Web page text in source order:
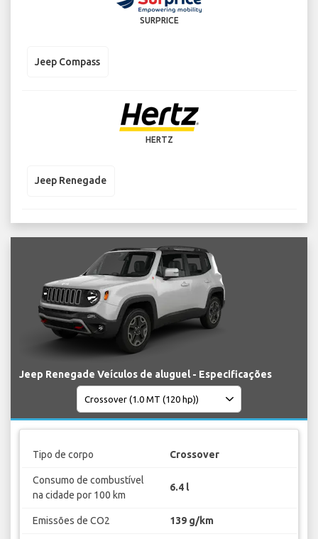
SURPRICE
Jeep Compass
HERTZ
Jeep Renegade
Jeep Renegade Veículos de aluguel - Especificações
Tipo de corpo Crossover
Consumo de combustível
na cidade por 100 km
6.4 l
Emissões de CO2 139 g/km